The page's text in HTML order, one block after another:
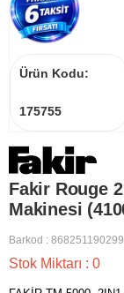
Ürün Kodu:
175755
Fakir Rouge
Makinesi
Barkod :
Stok Miktarı : 0